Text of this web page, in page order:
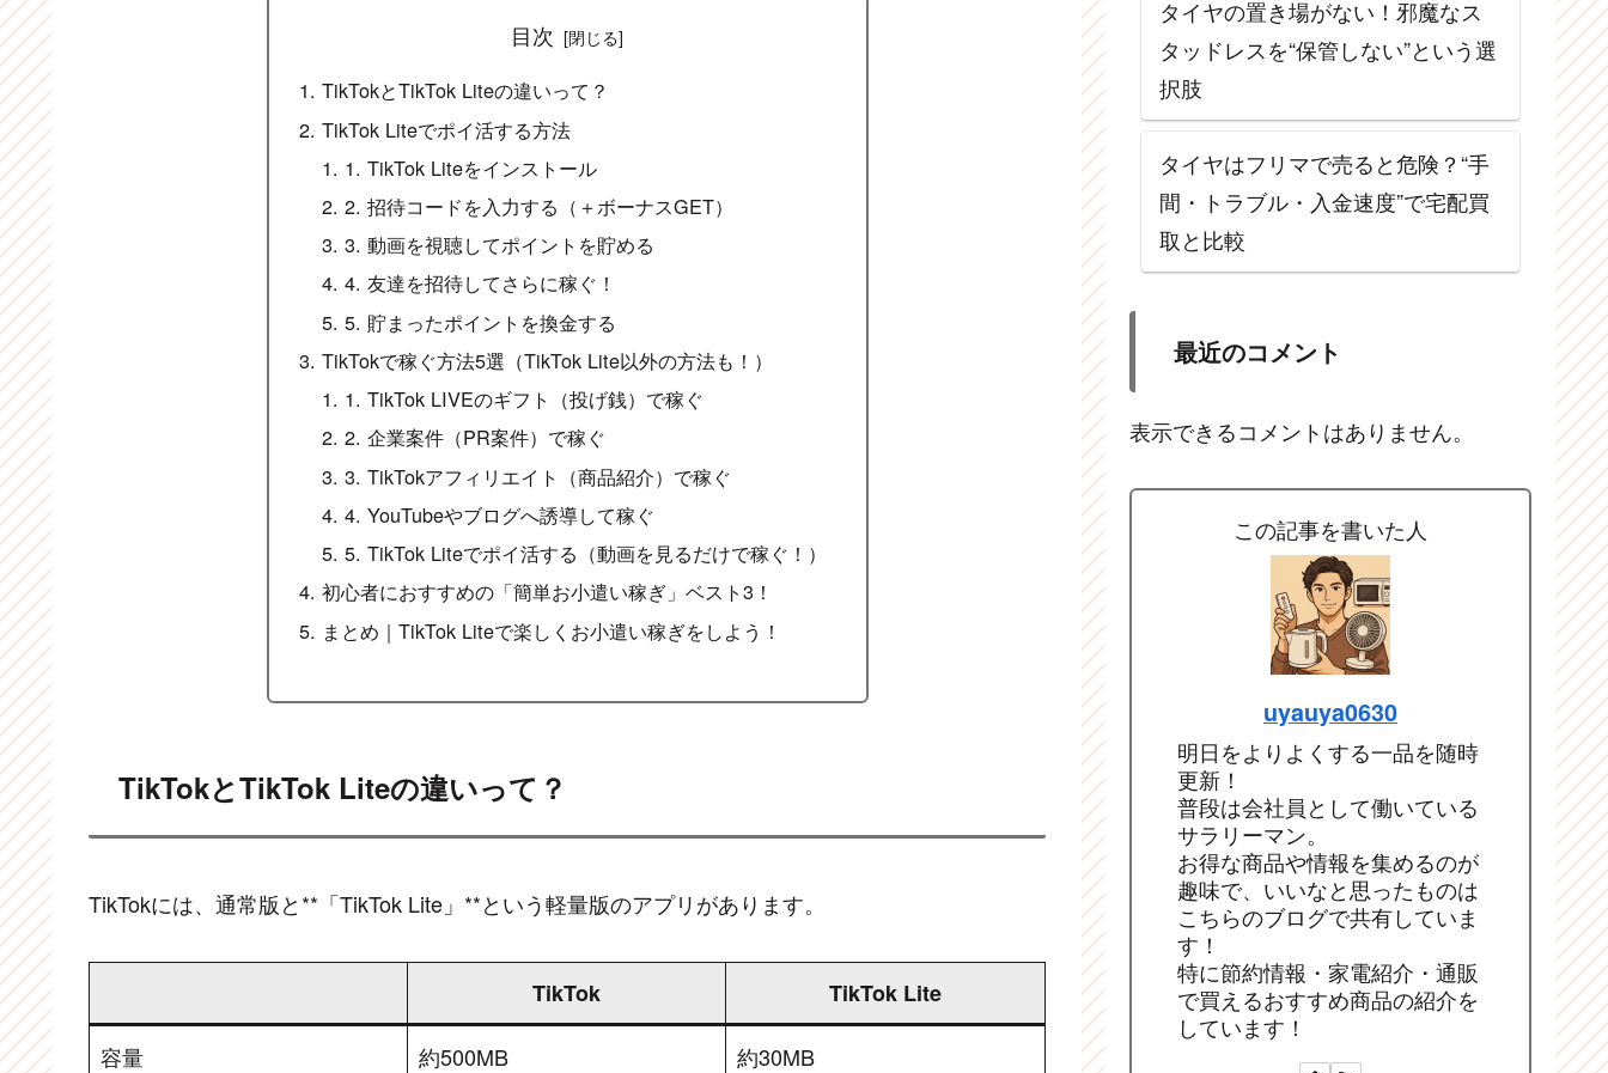
目次
TikTokとTikTok Liteの違いって？
TikTok Liteでポイ活する方法
1. TikTok Liteをインストール
2. 招待コードを入力する（＋ボーナスGET）
3. 動画を視聴してポイントを貯める
4. 友達を招待してさらに稼ぐ！
5. 貯まったポイントを換金する
TikTokで稼ぐ方法5選（TikTok Lite以外の方法も！）
1. TikTok LIVEのギフト（投げ銭）で稼ぐ
2. 企業案件（PR案件）で稼ぐ
3. TikTokアフィリエイト（商品紹介）で稼ぐ
4. YouTubeやブログへ誘導して稼ぐ
5. TikTok Liteでポイ活する（動画を見るだけで稼ぐ！）
初心者におすすめの「簡単お小遣い稼ぎ」ベスト3！
まとめ｜TikTok Liteで楽しくお小遣い稼ぎをしよう！
TikTokとTikTok Liteの違いって？
TikTokには、通常版と**「TikTok Lite」**という軽量版のアプリがあります。
TikTok TikTok Lite
容量 約500MB 約30MB
タイヤの置き場がない！邪魔なス
タッドレスを“保管しない”という選
択肢
タイヤはフリマで売ると危険？“手
間・トラブル・入金速度”で宅配買
取と比較
最近のコメント
表示できるコメントはありません。
この記事を書いた人
uyauya0630
明日をよりよくする一品を随時
更新！
普段は会社員として働いている
サラリーマン。
お得な商品や情報を集めるのが
趣味で、いいなと思ったものは
こちらのブログで共有していま
す！
特に節約情報・家電紹介・通販
で買えるおすすめ商品の紹介を
しています！